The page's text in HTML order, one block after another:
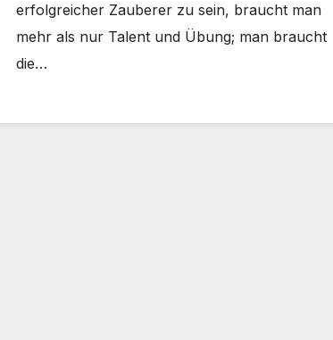
erfolgreicher Zauberer zu sein, braucht man
mehr als nur Talent und Übung; man braucht
die…